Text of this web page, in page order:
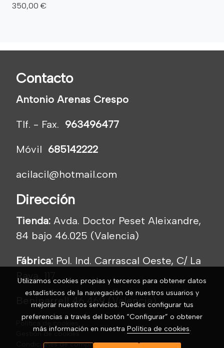
350,00 €
Contacto
Antonio Arenas Crespo
Tlf. - Fax. 963496477
Móvil 685142222
acilacil@hotmail.com
Dirección
Tienda: Avda. Doctor Peset Aleixandre,
84 bajo 46.025 (Valencia)
Fábrica: Pol. Ind. Carrascal Oeste, C/ La
Raya, 117
Beniparrell 46.469 (Valencia)
Política de cookies
Gestión de cookies
Condiciones de compra
Utilizamos cookies propias y terceros para obtener datos
estadísticos de la navegación de nuestros usuarios y
mejorar nuestros servicios. Puedes configurar tus
preferencias a través del botón “Configurar” o obtener
más información en nuestra Política de cookies.